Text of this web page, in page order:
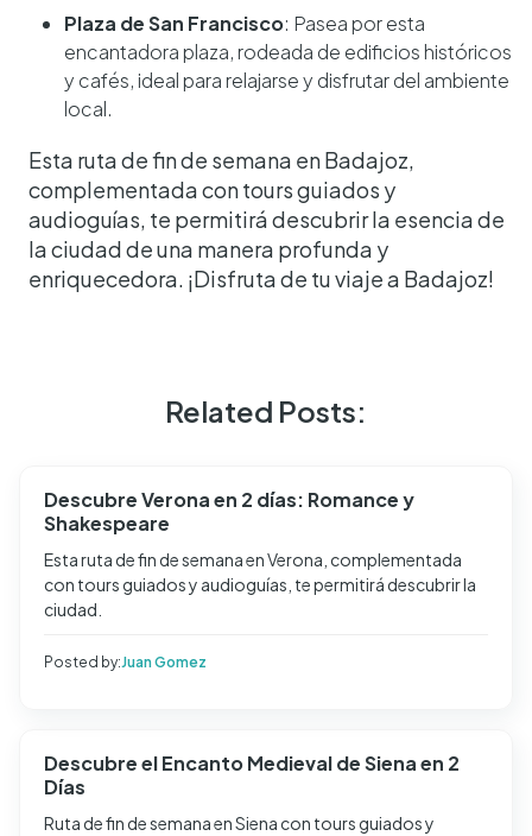
Plaza de San Francisco: Pasea por esta
encantadora plaza, rodeada de edificios históricos
y cafés, ideal para relajarse y disfrutar del ambiente
local.
Esta ruta de fin de semana en Badajoz,
complementada con tours guiados y
audioguías, te permitirá descubrir la esencia de
la ciudad de una manera profunda y
enriquecedora. ¡Disfruta de tu viaje a Badajoz!
Related Posts:
Descubre Verona en 2 días: Romance y
Shakespeare
Esta ruta de fin de semana en Verona, complementada
con tours guiados y audioguías, te permitirá descubrir la
ciudad.
Posted by:Juan Gomez
Descubre el Encanto Medieval de Siena en 2
Días
Ruta de fin de semana en Siena con tours guiados y